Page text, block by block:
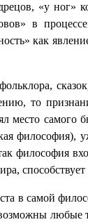
«у ног»
в
как
то
место самого
философия),
философия
в самой
любые